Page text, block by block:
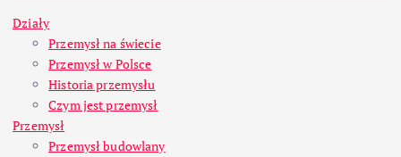
Działy
Przemysł na świecie
Przemysł w Polsce
Historia przemysłu
Czym jest przemysł
Przemysł
Przemysł budowlany